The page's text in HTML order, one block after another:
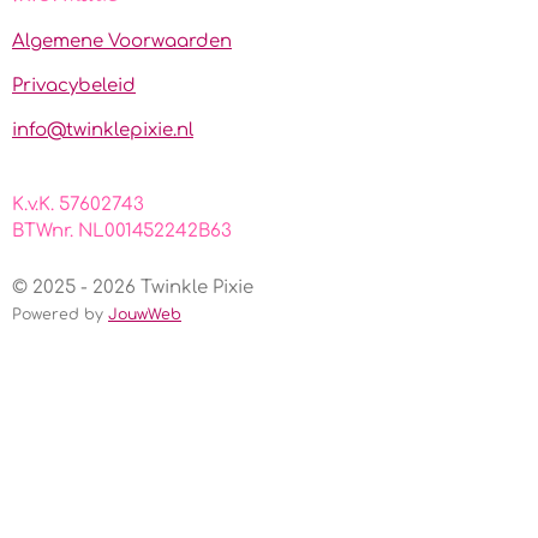
o
k
g
a
A
p
Algemene Voorwaarden
Privacybeleid
info@twinklepixie.nl
K.v.K. 57602743
BTWnr. NL001452242B63
© 2025 - 2026 Twinkle Pixie
Powered by JouwWeb